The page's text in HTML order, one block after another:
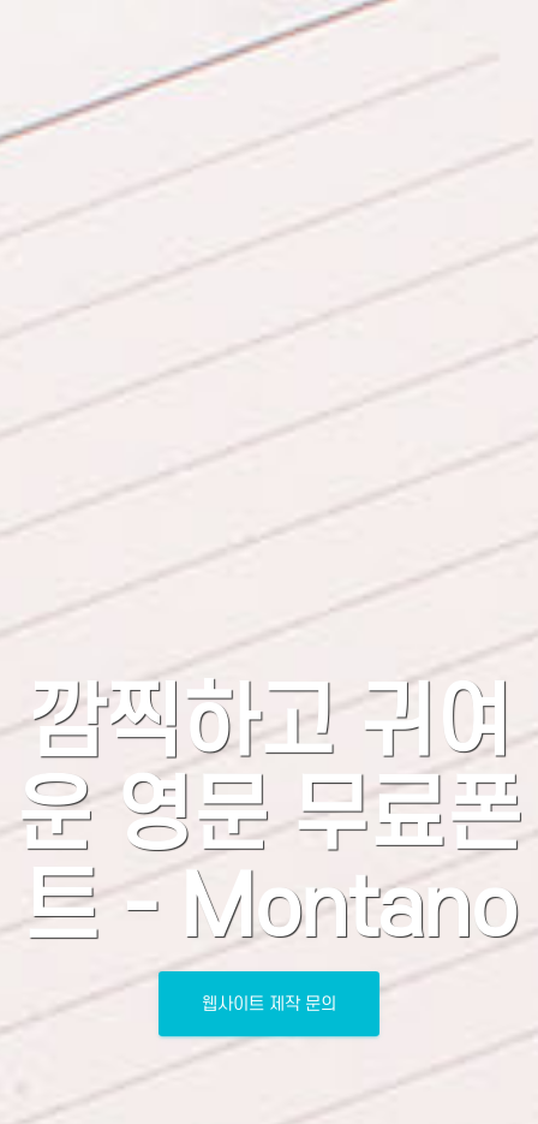
깜찍하고 귀여
운 영문 무료폰
트 - Montano
웹사이트 제작 문의